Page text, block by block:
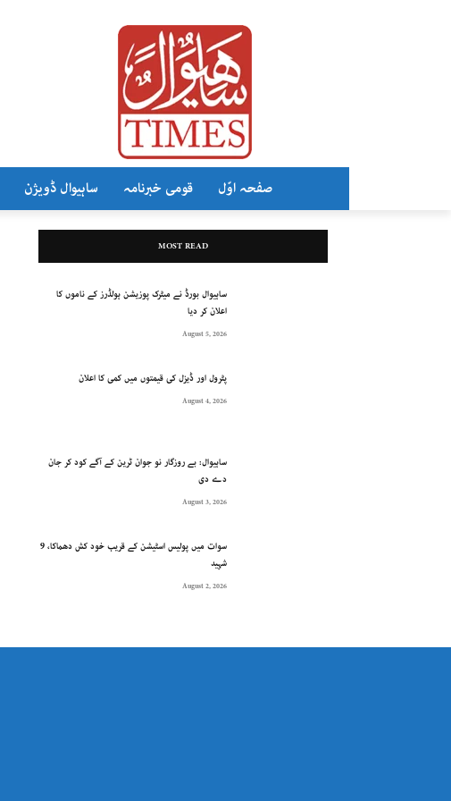
ساہیوال ڈویژن قومی خبرنامہ صفحہ اوّل
MOST READ
ساہیوال بورڈ نے میٹرک پوزیشن ہولڈرز کے ناموں کا
اعلان کر دیا
August 5, 2026
پٹرول اور ڈیزل کی قیمتوں میں کمی کا اعلان
August 4, 2026
ساہیوال: بے روزگار نو جوان ٹرین کے آگے کود کر جان
دے دی
August 3, 2026
سوات میں پولیس اسٹیشن کے قریب خود کش دھماکا، 9
شہید
August 2, 2026